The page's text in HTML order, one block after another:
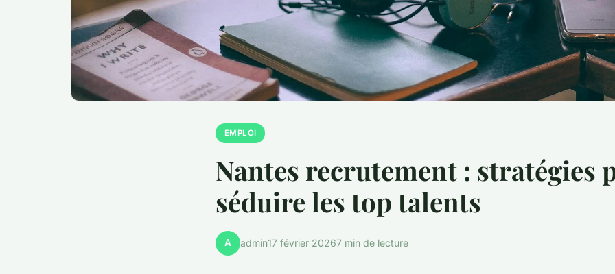
EMPLOI
Nantes recrutement : stratégies
séduire les top talents
A admin17 février 20267 min de lecture